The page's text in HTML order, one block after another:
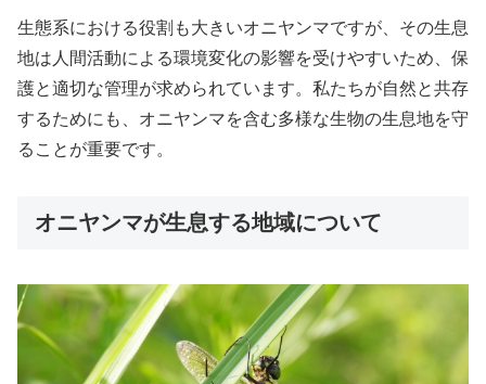
生態系における役割も大きいオニヤンマですが、その生息
地は人間活動による環境変化の影響を受けやすいため、保
護と適切な管理が求められています。私たちが自然と共存
するためにも、オニヤンマを含む多様な生物の生息地を守
ることが重要です。
オニヤンマが生息する地域について